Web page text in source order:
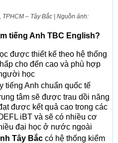
– Tây Bắc | Nguồn ảnh:
tiếng Anh TBC English?
được thiết kế theo hệ thống
cho đến cao và phù hợp
học
tiếng Anh chuẩn quốc tế
tâm sẽ được trau dồi năng
được kết quả cao trong các
iBT và sẽ có nhiều cơ
đại học ở nước ngoài
Tây Bắc có hệ thống kiểm